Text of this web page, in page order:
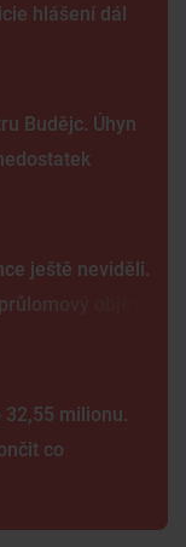
hlášení dál
Budějc. Úhyn
ještě neviděli.
objev
32,55 milionu.
co